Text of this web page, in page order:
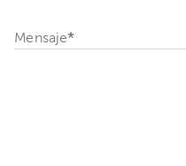
Mensaje*